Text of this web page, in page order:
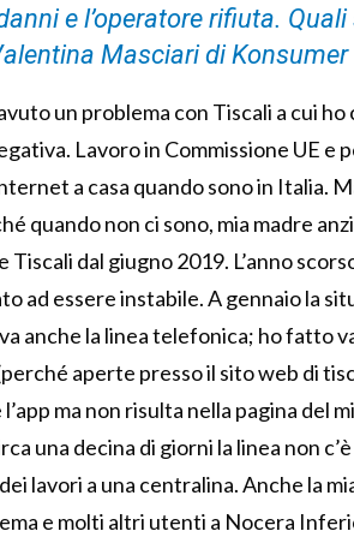
e l’operatore rifiuta.
Masciari di
un problema con Tiscali a cui
Lavoro in Commissione UE e
a casa quando sono in Italia.
quando non ci sono, mia madre
dal giugno 2019. L’anno
ad essere instabile. A gennaio la
anche la linea telefonica; ho fatto
aperte presso il sito web di
ma non risulta nella pagina del
una decina di giorni la linea non
lavori a una centralina. Anche la
e molti altri utenti a Nocera